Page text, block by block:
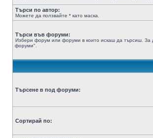
Търси по автор:
Можете да ползвайте * като маска.
Търси във форуми:
Избери форум или форуми в които искаш да търсиш. За
форуми".
Търсене в под форуми:
Сортирай по: